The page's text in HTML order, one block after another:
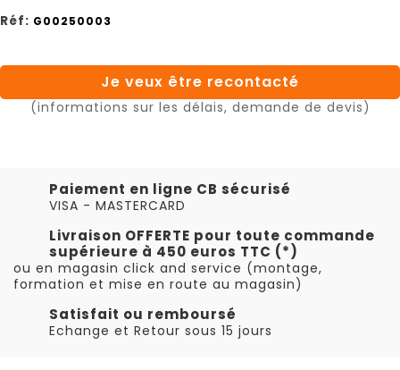
Réf: G00250003
Je veux être recontacté
(informations sur les délais, demande de devis)
Paiement en ligne CB sécurisé
VISA - MASTERCARD
Livraison OFFERTE pour toute commande
supérieure à 450 euros TTC (*)
ou en magasin click and service (montage,
formation et mise en route au magasin)
Satisfait ou remboursé
Echange et Retour sous 15 jours